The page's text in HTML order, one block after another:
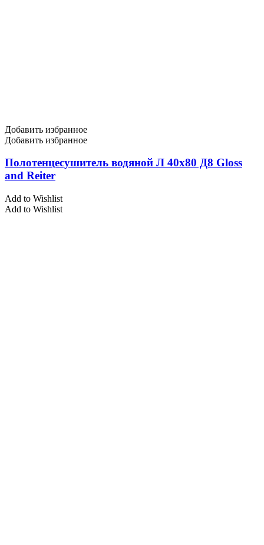
Добавить избранное
Добавить избранное
Полотенцесушитель водяной Л 40х80 Д8 Gloss
and Reiter
Add to Wishlist
Add to Wishlist